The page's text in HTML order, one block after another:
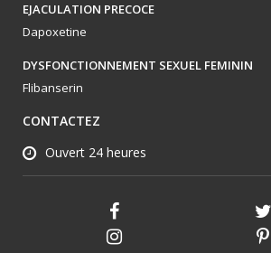
EJACULATION PRECOCE
Dapoxetine
DYSFONCTIONNEMENT SEXUEL FEMININ
Flibanserin
CONTACTEZ
Ouvert 24 heures